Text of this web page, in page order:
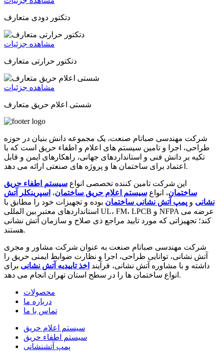
دتکتور دودی متعارف
مشاهده جزئیات
دتکتور حرارتی متعارف
مشاهده جزئیات
شستی اعلام حریق متعارف
شرکت مهندسی صباتام صنعت، یک مجموعه دانش بنیان در حوزه
طراحی، اجرا و تامین سیستم های اعلام و اطفاء حریق است که با
تکیه بر دانش فنی و استانداردهای جهانی، راهکارهای ایمن و قابل
اعتماد برای ساختمان ها و پروژه های صنعتی ارائه می دهد.
این شرکت تامین کننده تخصصی انواع سیستم اطفاء حریق
ساختمان، انواع سیستم اعلام حریق ساختمان، اسپرینکلر آتش
نشانی و پمپ آتش نشانی ساختمان بوده و تجهیزات خود را مطابق با
استانداردهای معتبر بین المللی UL، FM، LPCB و NFPA عرضه می
کند؛ تجهیزاتی که مورد تایید مراجع ذی صلاح و سازمان آتش نشانی
هستند.
شرکت مهندسی صباتام صنعت به عنوان شرکت مشاور و مجری
آتش نشانی، توانایی طراحی، اجرا و نظارت ضوابط ایمنی حریق را
داشته و با مشاوره آتش نشانی، فرآیند اخذ تاییدیه آتش نشانی برای
انواع ساختمان ها را در سطح استان تهران انجام می دهد.
محصولات
درباره ما
تماس با ما
سیستم اعلام حریق
سیستم اطفاء حریق
پمپ آتشنشانی